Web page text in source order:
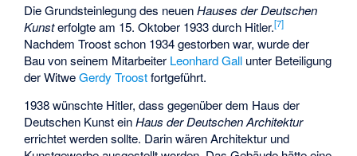
Die Grundsteinlegung des neuenHauses der Deutschen
Kunsterfolgte am 15. Oktober 1933 durch Hitler.[7]
Nachdem Troost schon 1934 gestorben war, wurde der
Bau von seinem Mitarbeiter Leonhard Gall unter Beteiligung
der WitweGerdy Troostfortgeführt.
1938 wünschte Hitler, dass gegenüber dem Haus der
Deutschen Kunst einHaus der Deutschen Architektur
errichtet werden sollte. Darin wären Architektur und